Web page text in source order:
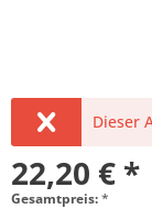
Dieser
22,20 € *
Gesamtpreis:*